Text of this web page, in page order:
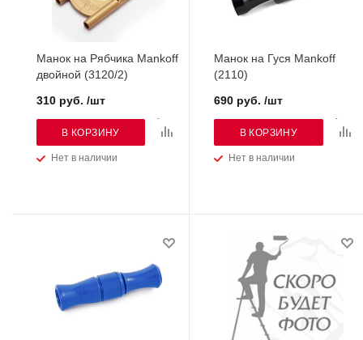
Манок на Рябчика Mankoff
двойной (3120/2)
Нет в наличии
310 руб. /шт
В КОРЗИНУ
Манок на Гуся Mankoff
(2110)
Нет в наличии
690 руб. /шт
В КОРЗИНУ